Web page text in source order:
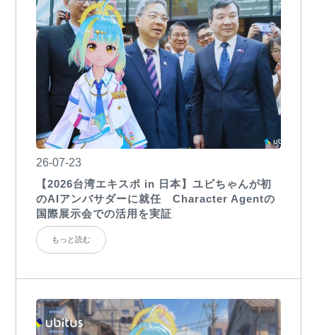
26-07-23
【2026台湾エキスポ in 日本】ユビちゃんが初
のAIアンバサダーに就任 Character Agentの
国際展示会での活用を実証
もっと読む